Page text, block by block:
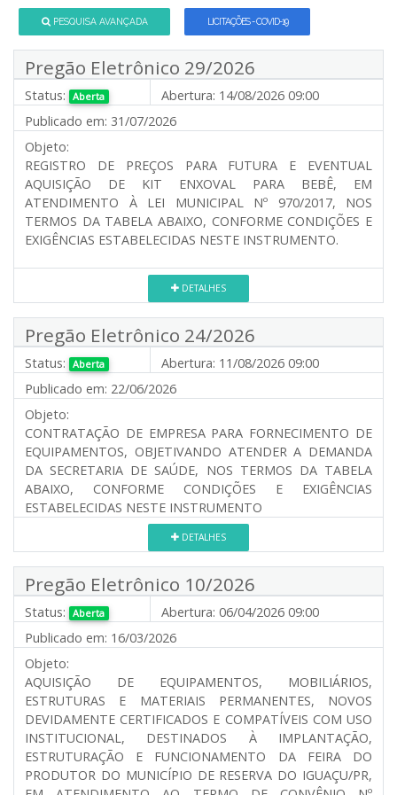
PESQUISA AVANÇADA LICITAÇÕES - COVID-19
Pregão Eletrônico 29/2026
Status: Aberta Abertura: 14/08/2026 09:00
Publicado em: 31/07/2026
Objeto:
REGISTRO DE PREÇOS PARA FUTURA E EVENTUAL
AQUISIÇÃO DE KIT ENXOVAL PARA BEBÊ, EM
ATENDIMENTO À LEI MUNICIPAL Nº 970/2017, NOS
TERMOS DA TABELA ABAIXO, CONFORME CONDIÇÕES E
EXIGÊNCIAS ESTABELECIDAS NESTE INSTRUMENTO.
DETALHES
Pregão Eletrônico 24/2026
Status: Aberta Abertura: 11/08/2026 09:00
Publicado em: 22/06/2026
Objeto:
CONTRATAÇÃO DE EMPRESA PARA FORNECIMENTO DE
EQUIPAMENTOS, OBJETIVANDO ATENDER A DEMANDA
DA SECRETARIA DE SAÚDE, NOS TERMOS DA TABELA
ABAIXO, CONFORME CONDIÇÕES E EXIGÊNCIAS
ESTABELECIDAS NESTE INSTRUMENTO
DETALHES
Pregão Eletrônico 10/2026
Status: Aberta Abertura: 06/04/2026 09:00
Publicado em: 16/03/2026
Objeto:
AQUISIÇÃO DE EQUIPAMENTOS, MOBILIÁRIOS,
ESTRUTURAS E MATERIAIS PERMANENTES, NOVOS
DEVIDAMENTE CERTIFICADOS E COMPATÍVEIS COM USO
INSTITUCIONAL, DESTINADOS À IMPLANTAÇÃO,
ESTRUTURAÇÃO E FUNCIONAMENTO DA FEIRA DO
PRODUTOR DO MUNICÍPIO DE RESERVA DO IGUAÇU/PR,